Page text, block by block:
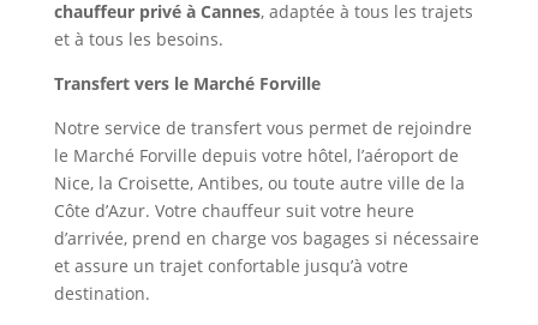
chauffeur privé à Cannes, adaptée à tous les trajets
et à tous les besoins.
Transfert vers le Marché Forville
Notre service de transfert vous permet de rejoindre
le Marché Forville depuis votre hôtel, l’aéroport de
Nice, la Croisette, Antibes, ou toute autre ville de la
Côte d’Azur. Votre chauffeur suit votre heure
d’arrivée, prend en charge vos bagages si nécessaire
et assure un trajet confortable jusqu’à votre
destination.